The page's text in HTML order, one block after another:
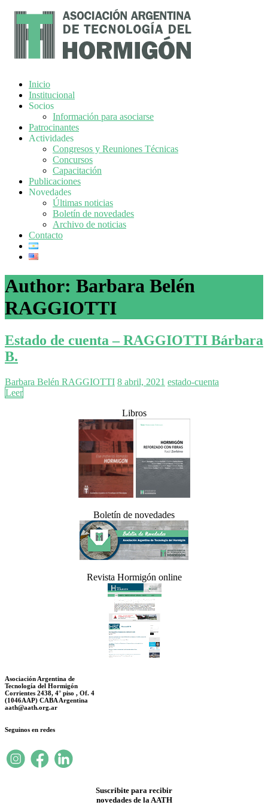
Inicio
Institucional
Socios
Información para asociarse
Patrocinantes
Actividades
Congresos y Reuniones Técnicas
Concursos
Capacitación
Publicaciones
Novedades
Últimas noticias
Boletín de novedades
Archivo de noticias
Contacto
Author: Barbara Belén
RAGGIOTTI
Estado de cuenta – RAGGIOTTI Bárbara
B.
Barbara Belén RAGGIOTTI 8 abril, 2021 estado-cuenta
Leer
Libros
Boletín de novedades
Revista Hormigón online
Asociación Argentina de
Tecnología del Hormigón
Corrientes 2438, 4° piso , Of. 4
(1046AAP) CABA Argentina
aath@aath.org.ar
Seguinos en redes
Suscribite para recibir
novedades de la AATH